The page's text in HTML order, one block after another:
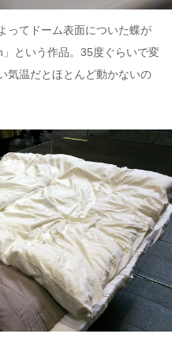
ってドーム表面についた蝶が
という作品。35度ぐらいで変
気温だとほとんど動かないの